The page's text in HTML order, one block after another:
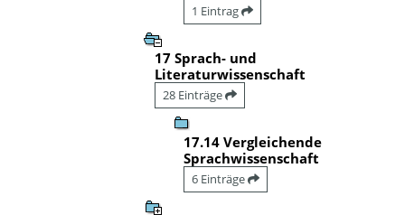
1 Eintrag
17 Sprach- und
Literaturwissenschaft
28 Einträge
17.14 Vergleichende
Sprachwissenschaft
6 Einträge